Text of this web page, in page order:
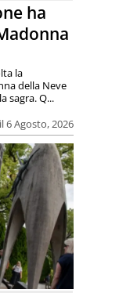
ha
6 Agosto, 2026
la
della Neve
sagra. Q...